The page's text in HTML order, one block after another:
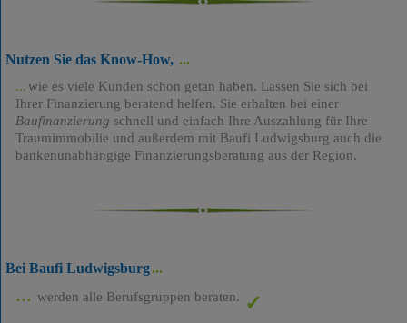
Nutzen Sie das Know-How,
wie es viele Kunden schon getan haben. Lassen Sie sich bei
Ihrer Finanzierung beratend helfen. Sie erhalten bei einer
Baufinanzierung schnell und einfach Ihre Auszahlung für Ihre
Traumimmobilie und außerdem mit Baufi Ludwigsburg auch die
bankenunabhängige Finanzierungsberatung aus der Region.
Bei Baufi Ludwigsburg
werden alle Berufsgruppen beraten.